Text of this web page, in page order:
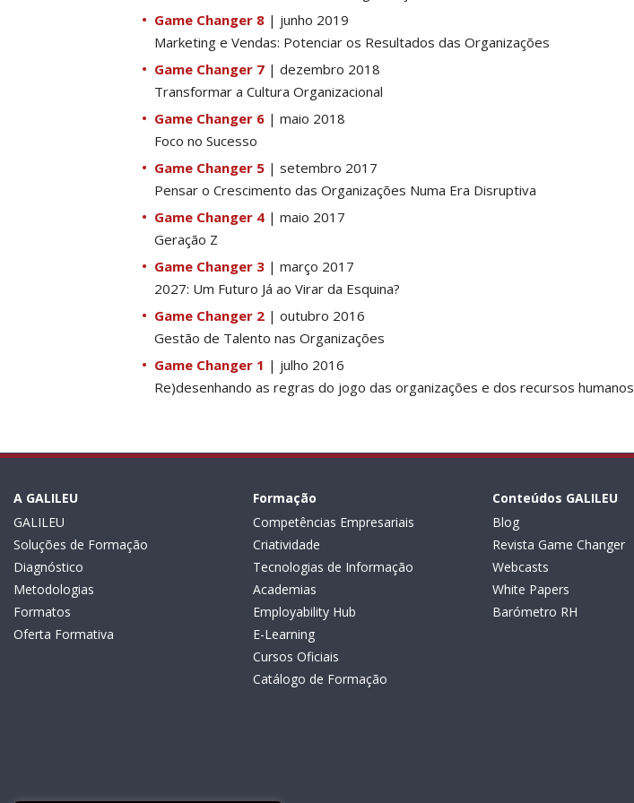
Game Changer 8 | junho 2019
Marketing e Vendas: Potenciar os Resultados das Organizações
Game Changer 7 | dezembro 2018
Transformar a Cultura Organizacional
Game Changer 6 | maio 2018
Foco no Sucesso
Game Changer 5 | setembro 2017
Pensar o Crescimento das Organizações Numa Era Disruptiva
Game Changer 4 | maio 2017
Geração Z
Game Changer 3 | março 2017
2027: Um Futuro Já ao Virar da Esquina?
Game Changer 2 | outubro 2016
Gestão de Talento nas Organizações
Game Changer 1 | julho 2016
Re)desenhando as regras do jogo das organizações e dos recursos humanos
A GALILEU
GALILEU
Soluções de Formação
Diagnóstico
Metodologias
Formatos
Oferta Formativa
Formação
Competências Empresariais
Criatividade
Tecnologias de Informação
Academias
Employability Hub
E-Learning
Cursos Oficiais
Catálogo de Formação
Conteúdos GALILEU
Blog
Revista Game Changer
Webcasts
White Papers
Barómetro RH